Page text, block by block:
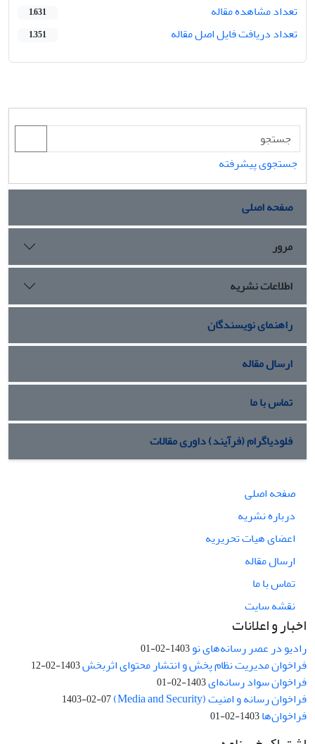
تعداد مشاهده مقاله
1,631
تعداد دریافت فایل اصل مقاله 1,351
جستجوی پیشرفته
صفحه اصلی
مرور
اطلاعات نشریه
راهنمای نویسندگان
ارسال مقاله
تماس با ما
فلودیاگرام (فرآیند) داوری مقالات
صفحه اصلی
درباره نشریه
اعضای هیات تحریریه
ارسال مقاله
تماس با ما
نقشه سایت
اخبار و اعلانات
رادیو در عصر رسانه‌های نو1403-02-01
فراخوان مدیریت نظام پخش و انتشار محتوای اثربخش1403-02-12
فراخوان سواد رسانه‌ای1403-02-01
فراخوان رسانه و امنیت (Media and Security) 1403-02-07
فراخوان‌ها1403-02-01